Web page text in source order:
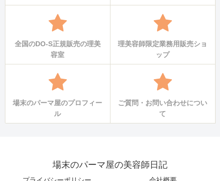
全国のDO-S正規販売の理美
容室
理美容師限定業務用販売ショ
ップ
場末のパーマ屋のプロフィー
ル
ご質問・お問い合わせについ
て
場末のパーマ屋の美容師日記